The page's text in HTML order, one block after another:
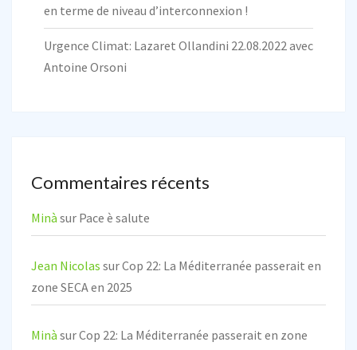
en terme de niveau d’interconnexion !
Urgence Climat: Lazaret Ollandini 22.08.2022 avec
Antoine Orsoni
Commentaires récents
Minà sur Pace è salute
Jean Nicolas surCop 22: La Méditerranée passerait en
zone SECA en 2025
Minà surCop 22: La Méditerranée passerait en zone